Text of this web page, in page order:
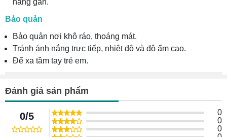
năng gan.
Bảo quản
Bảo quản nơi khô ráo, thoáng mát.
Tránh ánh nắng trực tiếp, nhiệt độ và độ ẩm cao.
Để xa tầm tay trẻ em.
Đánh giá sản phẩm
0/5
0
0
0